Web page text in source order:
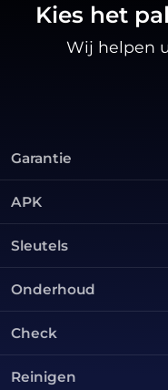
Kies het
Wij helpen
Garantie
APK
Sleutels
Onderhoud
Check
Reinigen